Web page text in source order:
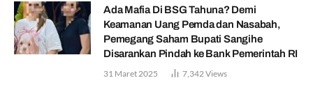
Ada Mafia Di BSG Tahuna? Demi
Keamanan Uang Pemda dan Nasabah,
Pemegang Saham Bupati Sangihe
Disarankan Pindah ke Bank Pemerintah RI
31 Maret 2025 7,342 Views